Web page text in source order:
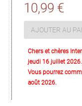
10,99 €
AJOUTER AU
Chers et chères
jeudi 16 juillet 2026.
Vous pourrez
août 2026.